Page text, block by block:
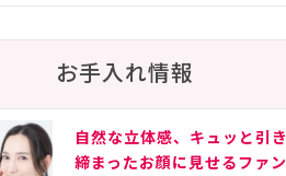
お手入れ情報
自然な立体感、キュッと引き
締まったお顔に見せるファン